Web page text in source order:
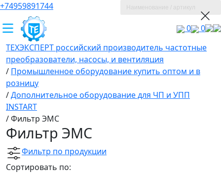
+74959891744
0
0
ТЕХЭКСПЕРТ российский производитель частотные
преобразователи, насосы, и вентиляция
/ Промышленное оборудование купить оптом и в
розницу
/Дополнительное оборудование для ЧП и УПП
INSTART
/Фильтр ЭМС
Фильтр ЭМС
Фильтр по продукции
Сортировать по: